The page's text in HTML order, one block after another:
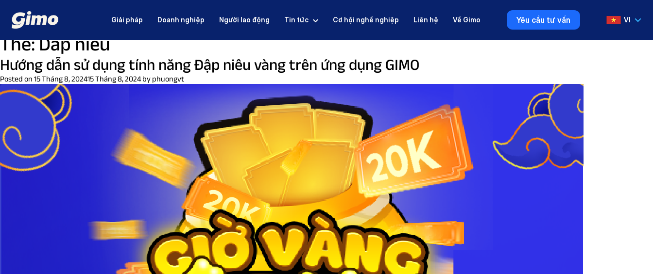
Giải pháp Doanh nghiệp Người lao động Tin tức Cơ hội nghề nghiệp Liên hệ Về Gimo Yêu cầu tư vấn VI
Thẻ:Dap nieu
Hướng dẫn sử dụng tính năng Đập niêu vàng trên ứng dụng GIMO
Posted on 15 Tháng 8, 202415 Tháng 8, 2024by phuongvt